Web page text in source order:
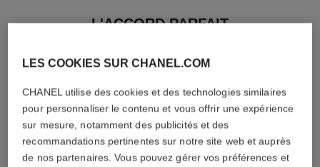
L'ACCORD PARFAIT
LES COOKIES SUR CHANEL.COM
CHANEL utilise des cookies et des technologies similaires
pour personnaliser le contenu et vous offrir une expérience
sur mesure, notamment des publicités et des
recommandations pertinentes sur notre site web et auprès
de nos partenaires. Vous pouvez gérer vos préférences et